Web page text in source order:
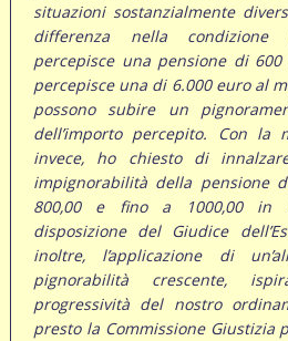
situazioni sostanzialmente
differenza nella
percepisce una pensione di
percepisce una di 6.000 euro al
possono subire un
dell’importo percepito. Con la
invece, ho chiesto di
impignorabilità della pensione
800,00 e fino a 1000,00 in
disposizione del Giudice
inoltre, l’applicazione di
pignorabilità crescente,
progressività del nostro
presto la Commissione Giustizia